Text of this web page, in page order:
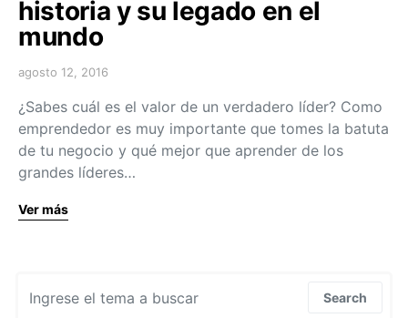
historia y su legado en el
mundo
agosto 12, 2016
¿Sabes cuál es el valor de un verdadero líder? Como
emprendedor es muy importante que tomes la batuta
de tu negocio y qué mejor que aprender de los
grandes líderes…
Ver más
Search